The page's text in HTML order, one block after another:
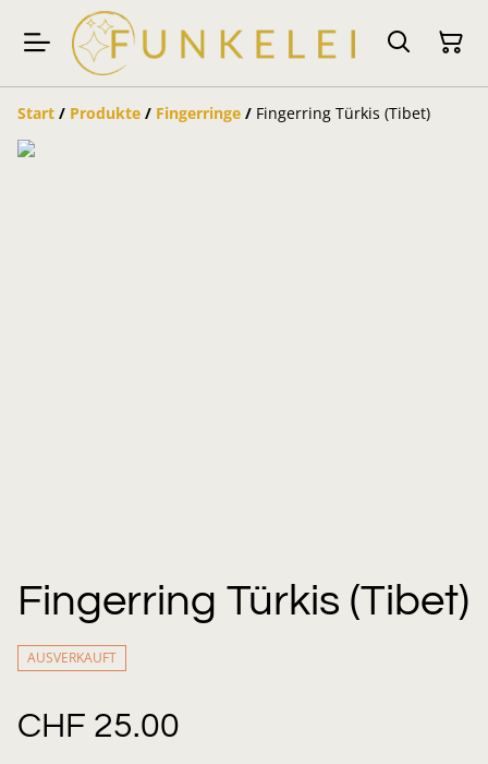
Start / Produkte / Fingerringe / Fingerring Türkis (Tibet)
Fingerring Türkis (Tibet)
AUSVERKAUFT
CHF 25.00